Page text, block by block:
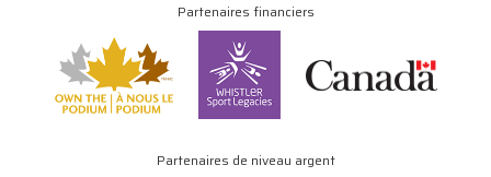
Partenaires financiers
Partenaires de niveau argent